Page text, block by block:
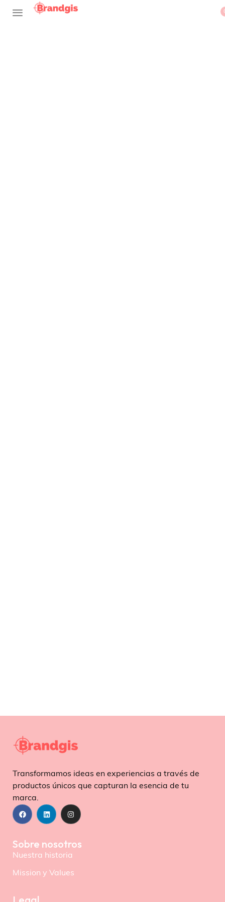
Transformamos ideas en experiencias a través de
productos únicos que capturan la esencia de tu
marca.
Sobre nosotros
Nuestra historia
Mission y Values